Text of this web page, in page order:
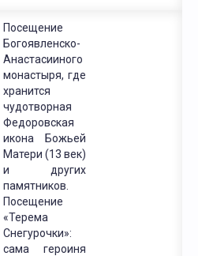
Посещение
Богоявленско-
Анастасииного
монастыря, где
хранится
чудотворная
Федоровская
икона Божьей
Матери (13 век)
и других
памятников.
Посещение
«Терема
Снегурочки»:
сама героиня